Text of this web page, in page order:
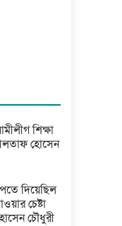
শিক্ষা
হোসেন
দিয়েছিল
চেষ্টা
চৌধুরী